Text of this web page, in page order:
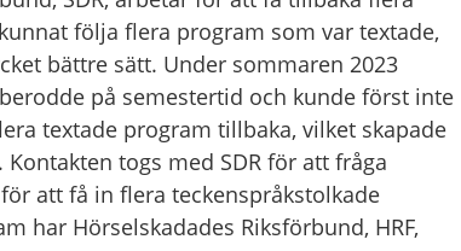
följa flera program som var textade,
bättre sätt. Under sommaren 2023
på semestertid och kunde först inte
textade program tillbaka, vilket skapade
togs med SDR för att fråga
att få in flera teckenspråkstolkade
har Hörselskadades Riksförbund, HRF,